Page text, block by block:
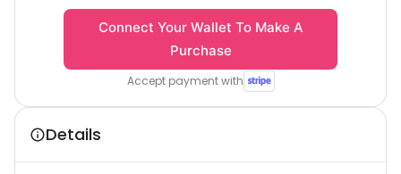
Connect Your Wallet To Make A
Purchase
Accept payment with
Details